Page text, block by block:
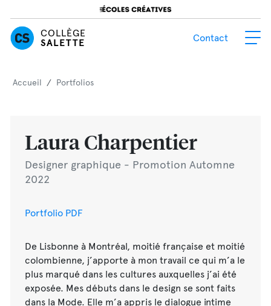
COLLÈGE
SALETTE
Contact
Accueil / Portfolios
Laura Charpentier
Designer graphique - Promotion Automne
2022
Portfolio PDF
De Lisbonne à Montréal, moitié française et moitié
colombienne, j’apporte à mon travail ce qui m’a le
plus marqué dans les cultures auxquelles j’ai été
exposée. Mes débuts dans le design se sont faits
dans la Mode. Elle m’a appris le dialogue intime